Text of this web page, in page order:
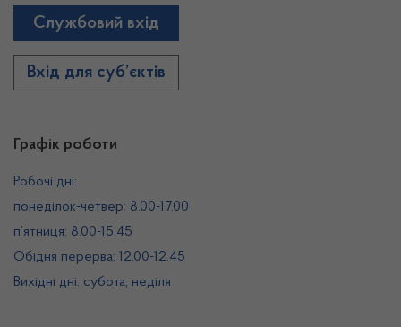
Графік роботи
Робочі дні:
понеділок-четвер: 8.00-17.00
п’ятниця: 8.00-15.45
Обідня перерва: 12.00-12.45
Вихідні дні: субота, неділя
Службовий вхід
Вхід для суб’єктів